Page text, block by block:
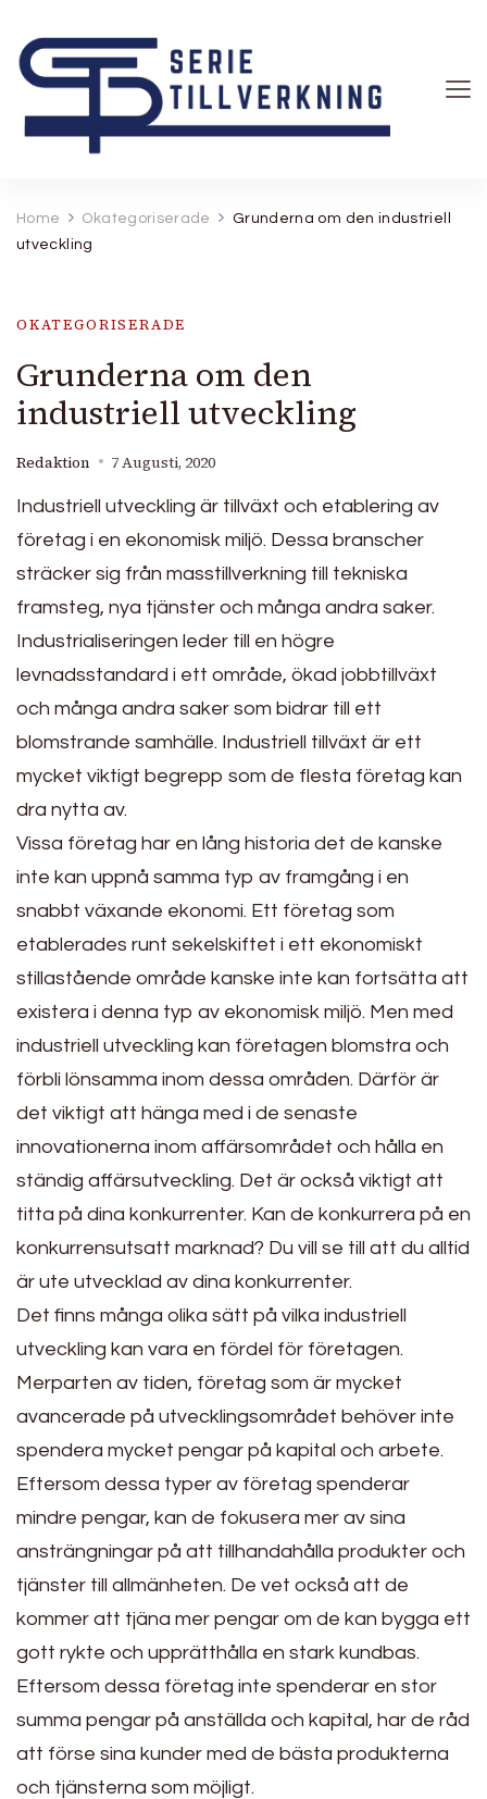
Home Okategoriserade
Grunderna om den industriell
utveckling
OKATEGORISERADE
Grunderna om den
industriell utveckling
Redaktion 7 Augusti, 2020
Industriell utveckling är tillväxt och etablering av
företag i en ekonomisk miljö. Dessa branscher
sträcker sig från masstillverkning till tekniska
framsteg, nya tjänster och många andra saker.
Industrialiseringen leder till en högre
levnadsstandard i ett område, ökad jobbtillväxt
och många andra saker som bidrar till ett
blomstrande samhälle. Industriell tillväxt är ett
mycket viktigt begrepp som de flesta företag kan
dra nytta av.
Vissa företag har en lång historia det de kanske
inte kan uppnå samma typ av framgång i en
snabbt växande ekonomi. Ett företag som
etablerades runt sekelskiftet i ett ekonomiskt
stillastående område kanske inte kan fortsätta att
existera i denna typ av ekonomisk miljö. Men med
industriell utveckling kan företagen blomstra och
förbli lönsamma inom dessa områden. Därför är
det viktigt att hänga med i de senaste
innovationerna inom affärsområdet och hålla en
ständig affärsutveckling. Det är också viktigt att
titta på dina konkurrenter. Kan de konkurrera på en
konkurrensutsatt marknad? Du vill se till att du alltid
är ute utvecklad av dina konkurrenter.
Det finns många olika sätt på vilka industriell
utveckling kan vara en fördel för företagen.
Merparten av tiden, företag som är mycket
avancerade på utvecklingsområdet behöver inte
spendera mycket pengar på kapital och arbete.
Eftersom dessa typer av företag spenderar
mindre pengar, kan de fokusera mer av sina
ansträngningar på att tillhandahålla produkter och
tjänster till allmänheten. De vet också att de
kommer att tjäna mer pengar om de kan bygga ett
gott rykte och upprätthålla en stark kundbas.
Eftersom dessa företag inte spenderar en stor
summa pengar på anställda och kapital, har de råd
att förse sina kunder med de bästa produkterna
och tjänsterna som möjligt.